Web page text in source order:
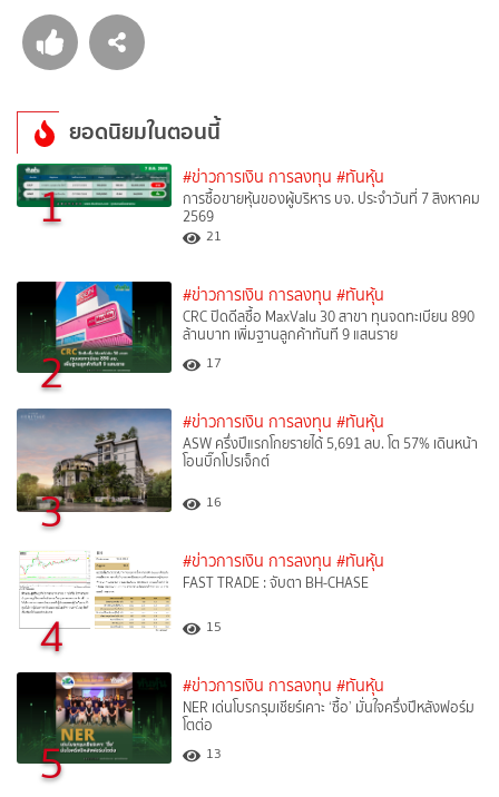
ยอดนิยมในตอนนี้
1 #ข่าวการเงิน การลงทุน #ทันหุ้น
การซื้อขายหุ้นของผู้บริหาร บจ. ประจำวันที่ 7 สิงหาคม
2569
21
2
#ข่าวการเงิน การลงทุน #ทันหุ้น
CRC ปิดดีลซื้อ MaxValu 30 สาขา ทุนจดทะเบียน 890
ล้านบาท เพิ่มฐานลูกค้าทันที 9 แสนราย
17
3
#ข่าวการเงิน การลงทุน #ทันหุ้น
ASW ครึ่งปีแรกโกยรายได้ 5,691 ลบ. โต 57% เดินหน้า
โอนบิ๊กโปรเจ็กต์
16
4
#ข่าวการเงิน การลงทุน #ทันหุ้น
FAST TRADE : จับตา BH-CHASE
15
5
#ข่าวการเงิน การลงทุน #ทันหุ้น
NER เด่นโบรกรุมเชียร์เคาะ ‘ซื้อ’ มั่นใจครึ่งปีหลังฟอร์ม
โตต่อ
13